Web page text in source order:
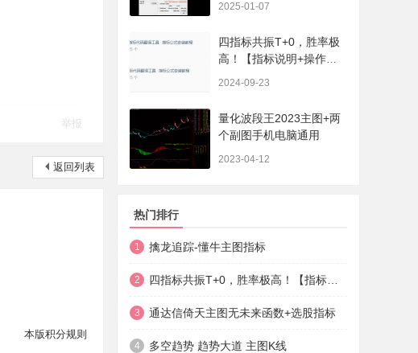
举报
返回列表
本版积分规则
2025-01-07
四指标共振T+0，胜率极
高！【指标说明+操作方
2024-09-23
量化波段王2023主图+两
个副图手机电脑通用
2023-04-12
热门排行
1 擒龙追踪-懂牛主图指标
2
3 通达信倚天主图无未来函数+选股指标
4 多空趋势 趋势大道 主图K线